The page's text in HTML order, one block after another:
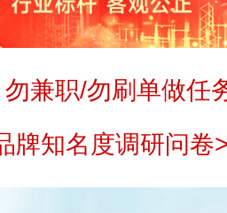
兼职/勿刷单做任
牌知名度调研问卷